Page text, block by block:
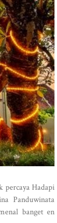
percaya Hadapi
Panduwinata
banget en